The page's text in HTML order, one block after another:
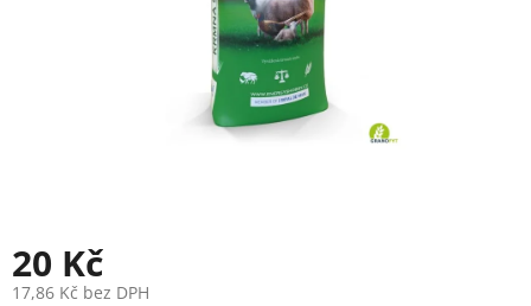
20 Kč
17,86 Kč bez DPH